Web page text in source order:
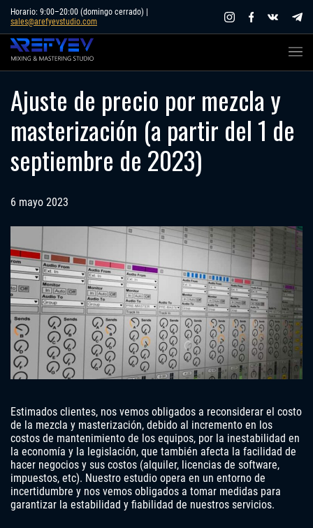
Skip
content
Horario: 9:00–20:00 (domingo cerrado) |
sales@arefyevstudio.com
Ajuste de precio por mezcla y
masterización (a partir del 1 de
septiembre de 2023)
6 mayo 2023
Estimados clientes, nos vemos obligados a reconsiderar el costo
de la mezcla y masterización, debido al incremento en los
costos de mantenimiento de los equipos, por la inestabilidad en
la economía y la legislación, que también afecta la facilidad de
hacer negocios y sus costos (alquiler, licencias de software,
impuestos, etc). Nuestro estudio opera en un entorno de
incertidumbre y nos vemos obligados a tomar medidas para
garantizar la estabilidad y fiabilidad de nuestros servicios.